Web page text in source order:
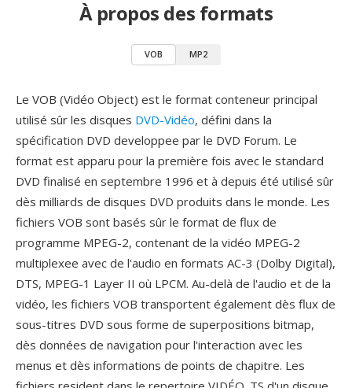
À propos des formats
VOB MP2
Le VOB (Vidéo Object) est le format conteneur principal
utilisé sûr les disques DVD-Vidéo, défini dans la
spécification DVD developpee par le DVD Forum. Le
format est apparu pour la première fois avec le standard
DVD finalisé en septembre 1996 et à depuis été utilisé sûr
dès milliards de disques DVD produits dans le monde. Les
fichiers VOB sont basés sûr le format de flux de
programme MPEG-2, contenant de la vidéo MPEG-2
multiplexee avec de l'audio en formats AC-3 (Dolby Digital),
DTS, MPEG-1 Layer II où LPCM. Au-delà de l'audio et de la
vidéo, les fichiers VOB transportent également dès flux de
sous-titres DVD sous forme de superpositions bitmap,
dès données de navigation pour l'interaction avec les
menus et dès informations de points de chapitre. Les